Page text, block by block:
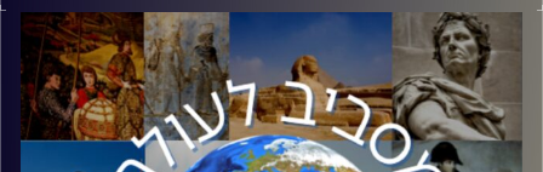
העל היחידה בעולם. בשנים האחרונות נראה שצומחת מעצמת
על חדשה, סין. יובל ויינרב יסביר איך באמת אנחנו צריכים להבין
את סין
קרדיט תמונות:יוסי מצרי